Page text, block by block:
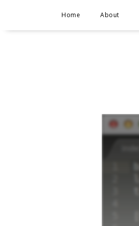
Home About